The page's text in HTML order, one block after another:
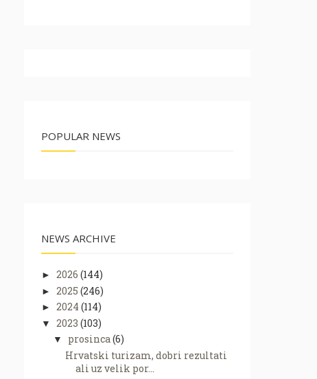
POPULAR NEWS
NEWS ARCHIVE
► 2026 (144)
► 2025 (246)
► 2024 (114)
▼ 2023 (103)
▼ prosinca(6)
Hrvatski turizam, dobri rezultati
ali uz velik por...